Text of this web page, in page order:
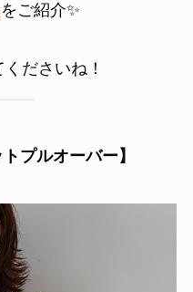
をご紹介✨
ださいね！
プルオーバー】